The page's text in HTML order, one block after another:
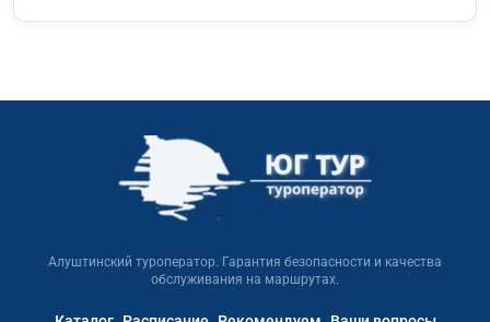
Алуштинский туроператор. Гарантия безопасности и качества
обслуживания на маршрутах.